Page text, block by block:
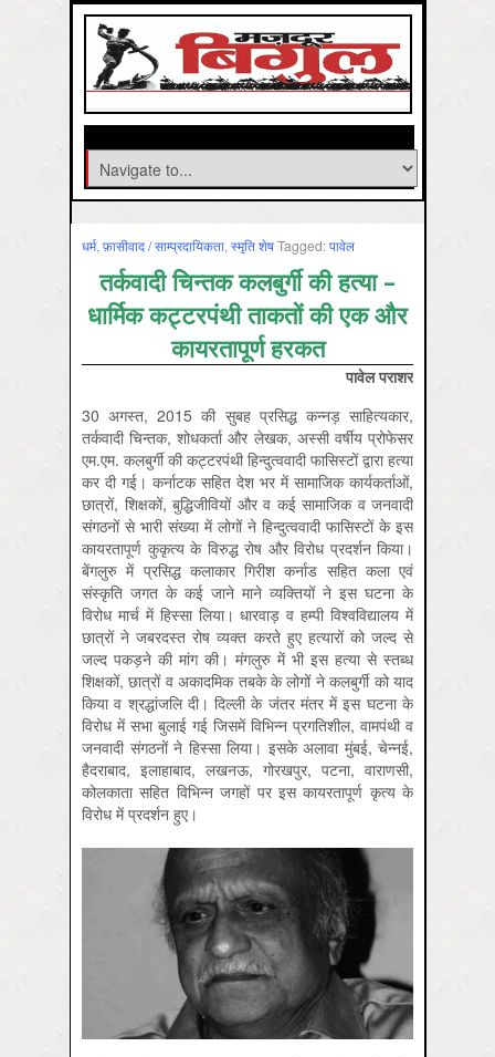
धर्म, फ़ासीवाद / साम्‍प्रदायिकता, स्‍मृति शेषTagged:पावेल
तर्कवादी चिन्तक कलबुर्गी की हत्या –
धार्मिक कट्टरपंथी ताकतों की एक और
कायरतापूर्ण हरकत
पावेल पराशर
30 अगस्त, 2015 की सुबह प्रसिद्ध कन्नड़ साहित्यकार,
तर्कवादी चिन्तक, शोधकर्ता और लेखक, अस्सी वर्षीय प्रोफेसर
एम.एम. कलबुर्गी की कट्टरपंथी हिन्दुत्ववादी फासिस्टों द्वारा हत्या
कर दी गई। कर्नाटक सहित देश भर में सामाजिक कार्यकर्ताओं,
छात्रों, शिक्षकों, बुद्धिजीवियों और व कई सामाजिक व जनवादी
संगठनों से भारी संख्या में लोगों ने हिन्दुत्ववादी फासिस्टों के इस
कायरतापूर्ण कुकृत्य के विरुद्ध रोष और विरोध प्रदर्शन किया।
बेंगलुरु में प्रसिद्ध कलाकार गिरीश कर्नाड सहित कला एवं
संस्कृति जगत के कई जाने माने व्यक्तियों ने इस घटना के
विरोध मार्च में हिस्सा लिया। धारवाड़ व हम्पी विश्वविद्यालय में
छात्रों ने जबरदस्त रोष व्यक्त करते हुए हत्यारों को जल्द से
जल्द पकड़ने की मांग की। मंगलुरु में भी इस हत्या से स्तब्ध
शिक्षकों, छात्रों व अकादमिक तबके के लोगों ने कलबुर्गी को याद
किया व श्रद्धांजलि दी। दिल्ली के जंतर मंतर में इस घटना के
विरोध में सभा बुलाई गई जिसमें विभिन्न प्रगतिशील, वामपंथी व
जनवादी संगठनों ने हिस्सा लिया। इसके अलावा मुंबई, चेन्नई,
हैदराबाद, इलाहाबाद, लखनऊ, गोरखपुर, पटना, वाराणसी,
कोलकाता सहित विभिन्न जगहों पर इस कायरतापूर्ण कृत्य के
विरोध में प्रदर्शन हुए।